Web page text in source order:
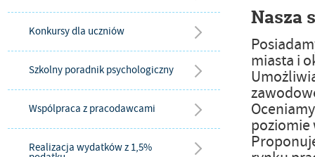
Konkursy dla uczniów
Szkolny poradnik psychologiczny
Wspólpraca z pracodawcami
Realizacja wydatków z 1,5%
Nasza
miasta i
poziomie